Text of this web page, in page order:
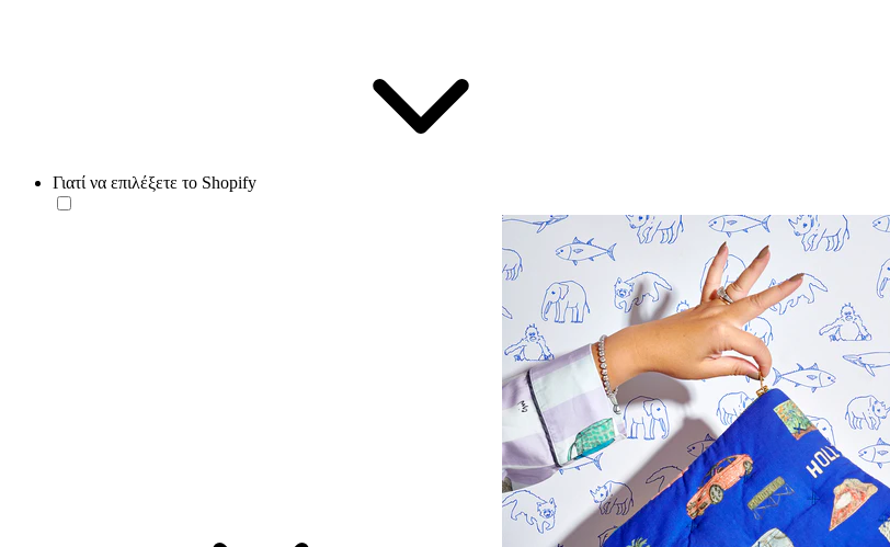
Γιατί να επιλέξετε το Shopify